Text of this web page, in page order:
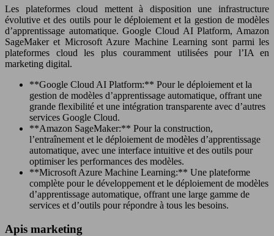
Les plateformes cloud mettent à disposition une infrastructure
évolutive et des outils pour le déploiement et la gestion de modèles
d’apprentissage automatique. Google Cloud AI Platform, Amazon
SageMaker et Microsoft Azure Machine Learning sont parmi les
plateformes cloud les plus couramment utilisées pour l’IA en
marketing digital.
**Google Cloud AI Platform:** Pour le déploiement et la
gestion de modèles d’apprentissage automatique, offrant une
grande flexibilité et une intégration transparente avec d’autres
services Google Cloud.
**Amazon SageMaker:** Pour la construction,
l’entraînement et le déploiement de modèles d’apprentissage
automatique, avec une interface intuitive et des outils pour
optimiser les performances des modèles.
**Microsoft Azure Machine Learning:** Une plateforme
complète pour le développement et le déploiement de modèles
d’apprentissage automatique, offrant une large gamme de
services et d’outils pour répondre à tous les besoins.
Apis marketing